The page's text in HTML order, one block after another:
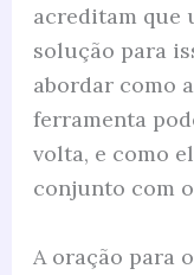
acreditam que
solução para
abordar como
ferramenta
volta, e como
conjunto com
A oração para